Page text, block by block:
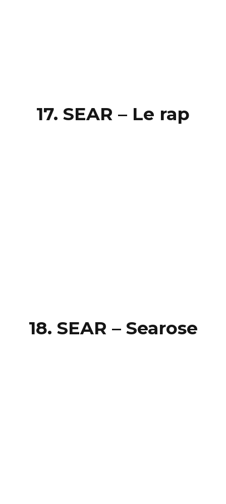
17. SEAR – Le rap
18. SEAR – Searose